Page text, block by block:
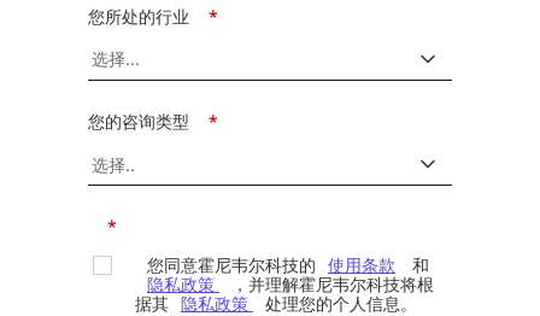
*
您所处的行业
*
您的咨询类型
*
您同意霍尼韦尔科技的 使用条款
和
隐私政策
，并理解霍尼韦尔科技将根
据其 隐私政策 处理您的个人信息。